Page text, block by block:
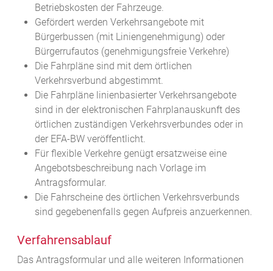
Betriebskosten der Fahrzeuge.
Gefördert werden Verkehrsangebote mit
Bürgerbussen (mit Liniengenehmigung) oder
Bürgerrufautos (genehmigungsfreie Verkehre)
Die Fahrpläne sind mit dem örtlichen
Verkehrsverbund abgestimmt.
Die Fahrpläne linienbasierter Verkehrsangebote
sind in der elektronischen Fahrplanauskunft des
örtlichen zuständigen Verkehrsverbundes oder in
der EFA-BW veröffentlicht.
Für flexible Verkehre genügt ersatzweise eine
Angebotsbeschreibung nach Vorlage im
Antragsformular.
Die Fahrscheine des örtlichen Verkehrsverbunds
sind gegebenenfalls gegen Aufpreis anzuerkennen.
Verfahrensablauf
Das Antragsformular und alle weiteren Informationen